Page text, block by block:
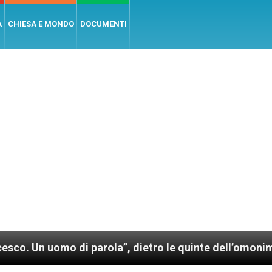
CHIESA E MONDO DOCUMENTI
uomo di parola”, dietro le quinte dell’omonimo film di